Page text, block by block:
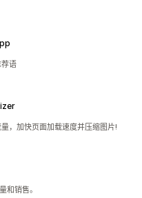
语
，加快页面加载速度并压缩图片!
和销售。